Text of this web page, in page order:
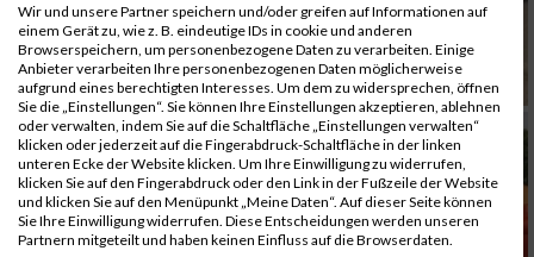
Wir und unsere Partner speichern und/oder greifen auf Informationen auf
einem Gerät zu, wie z. B. eindeutige IDs in cookie und anderen
Browserspeichern, um personenbezogene Daten zu verarbeiten. Einige
Anbieter verarbeiten Ihre personenbezogenen Daten möglicherweise
aufgrund eines berechtigten Interesses. Um dem zu widersprechen, öffnen
Sie die „Einstellungen“. Sie können Ihre Einstellungen akzeptieren, ablehnen
oder verwalten, indem Sie auf die Schaltfläche „Einstellungen verwalten“
klicken oder jederzeit auf die Fingerabdruck-Schaltfläche in der linken
unteren Ecke der Website klicken. Um Ihre Einwilligung zu widerrufen,
klicken Sie auf den Fingerabdruck oder den Link in der Fußzeile der Website
und klicken Sie auf den Menüpunkt „Meine Daten“. Auf dieser Seite können
Sie Ihre Einwilligung widerrufen. Diese Entscheidungen werden unseren
Partnern mitgeteilt und haben keinen Einfluss auf die Browserdaten.